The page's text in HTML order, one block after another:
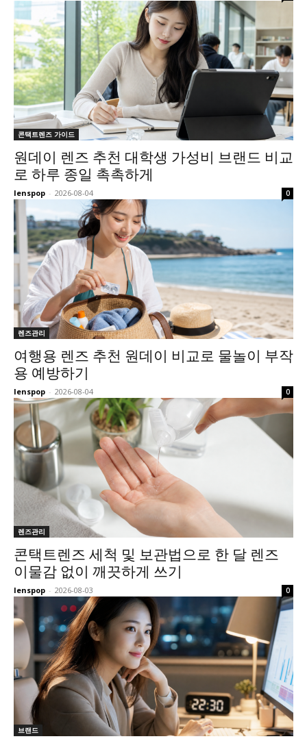
콘택트렌즈 가이드
원데이 렌즈 추천 대학생 가성비 브랜드 비교
로 하루 종일 촉촉하게
lenspop - 2026-08-04 0
렌즈관리
여행용 렌즈 추천 원데이 비교로 물놀이 부작
용 예방하기
lenspop - 2026-08-04 0
렌즈관리
콘택트렌즈 세척 및 보관법으로 한 달 렌즈
이물감 없이 깨끗하게 쓰기
lenspop - 2026-08-03 0
브랜드